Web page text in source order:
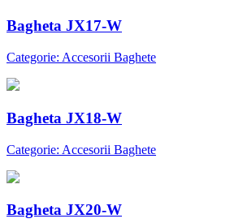
Bagheta JX17-W
Categorie: Accesorii Baghete
Bagheta JX18-W
Categorie: Accesorii Baghete
Bagheta JX20-W